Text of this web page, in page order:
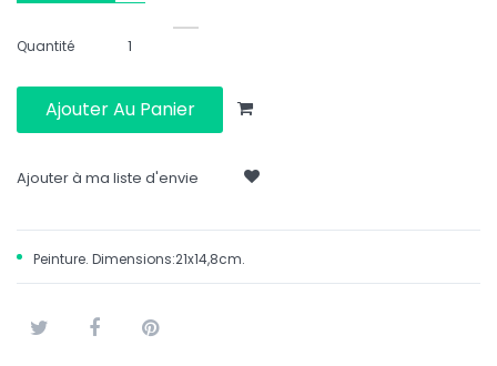
Quantité
Ajouter Au Panier
Ajouter à ma liste d'envie
Peinture. Dimensions:21x14,8cm.